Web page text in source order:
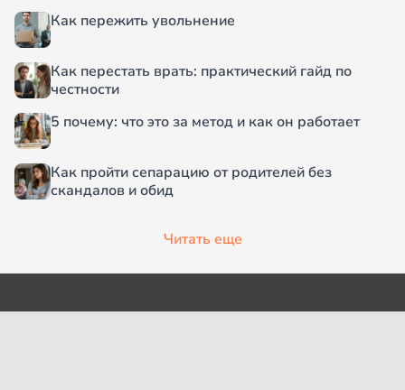
Как пережить увольнение
Как перестать врать: практический гайд по
честности
5 почему: что это за метод и как он работает
Как пройти сепарацию от родителей без
скандалов и обид
Читать еще